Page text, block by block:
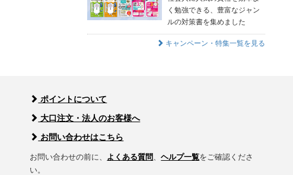
く勉強できる、豊富なジャン
ルの対策書を集めました
キャンペーン・特集一覧を見る
ポイントについて
大口注文・法人のお客様へ
お問い合わせはこちら
お問い合わせの前に、 よくある質問、ヘルプ一覧をご確認くださ
い。